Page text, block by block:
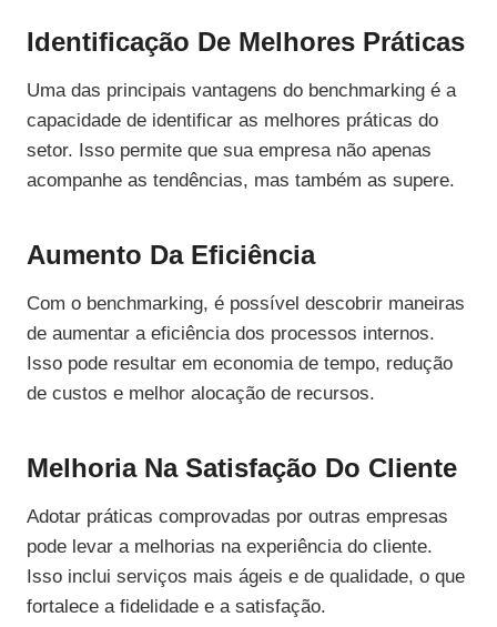
Identificação De Melhores Práticas
Uma das principais vantagens do benchmarking é a
capacidade de identificar as melhores práticas do
setor. Isso permite que sua empresa não apenas
acompanhe as tendências, mas também as supere.
Aumento Da Eficiência
Com o benchmarking, é possível descobrir maneiras
de aumentar a eficiência dos processos internos.
Isso pode resultar em economia de tempo, redução
de custos e melhor alocação de recursos.
Melhoria Na Satisfação Do Cliente
Adotar práticas comprovadas por outras empresas
pode levar a melhorias na experiência do cliente.
Isso inclui serviços mais ágeis e de qualidade, o que
fortalece a fidelidade e a satisfação.